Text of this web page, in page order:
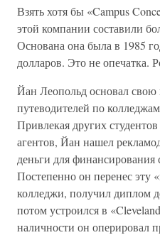
Взять хотя бы «Campus
этой компании составили
Основана она была в 1985
долларов. Это не опечатка.
Йан Леопольд основал
путеводителей по
Привлекая других
агентов, Йан нашел
деньги для финансирования
Постепенно он перенес эту
колледжи, получил диплом
потом устроился в
наличности он оперировал